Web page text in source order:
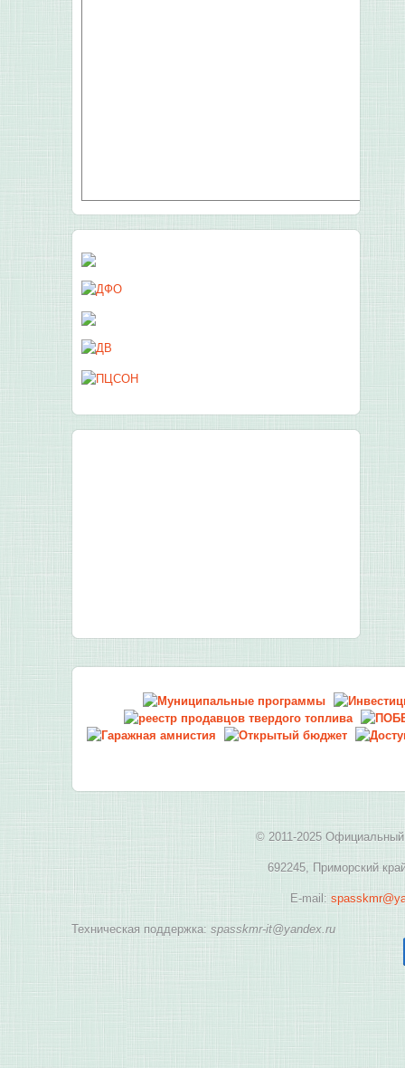
© 2011-2025 Официальный
692245, Приморский
E-mail:
Техническая поддержка: spasskmr-it@yandex.ru